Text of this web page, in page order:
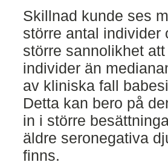
Skillnad kunde ses
större antal individer
större sannolikhet
individer än
av kliniska fall
Detta kan bero på
in i större
äldre seronegativa
finns.